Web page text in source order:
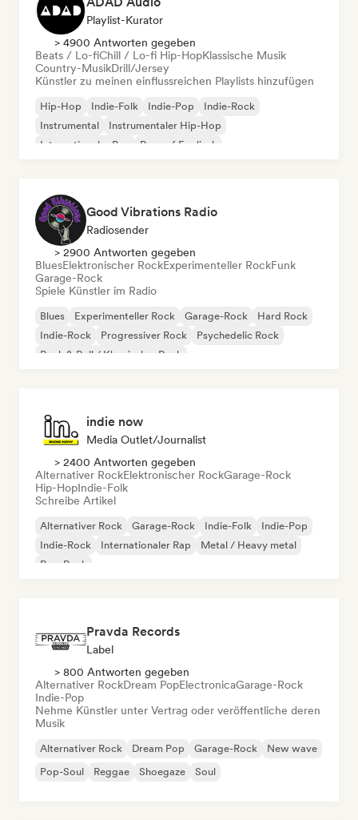
Playlist-Kurator
> 4900 Antworten gegeben
Beats / Lo-fiChill / Lo-fi Hip-HopKlassische Musik
Country-MusikDrill/Jersey
Künstler zu meinen einflussreichen Playlists hinzufügen
Hip-Hop Indie-Folk Indie-Pop
Indie-Rock
Instrumental
Instrumentaler Hip-Hop
Internationaler Rap
Rap auf Englisch
Good Vibrations Radio
Radiosender
> 2900 Antworten gegeben
BluesElektronischer RockExperimenteller RockFunk
Garage-Rock
Spiele Künstler im Radio
Blues Experimenteller Rock Garage-Rock
Hard Rock
Indie-Rock
Progressiver Rock
Psychedelic Rock
Rock & Roll / Klassischer Rock
indie now
Media Outlet/Journalist
> 2400 Antworten gegeben
Alternativer RockElektronischer RockGarage-Rock
Hip-HopIndie-Folk
Schreibe Artikel
Alternativer Rock Garage-Rock Indie-Folk
Indie-Pop
Indie-Rock
Internationaler Rap
Metal / Heavy metal
Pop-Rock
Pravda Records
Label
> 800 Antworten gegeben
Alternativer RockDream PopElectronicaGarage-Rock
Indie-Pop
Nehme Künstler unter Vertrag oder veröffentliche deren
Musik
Alternativer Rock Dream Pop Garage-Rock
New wave
Pop-Soul
Reggae Shoegaze Soul